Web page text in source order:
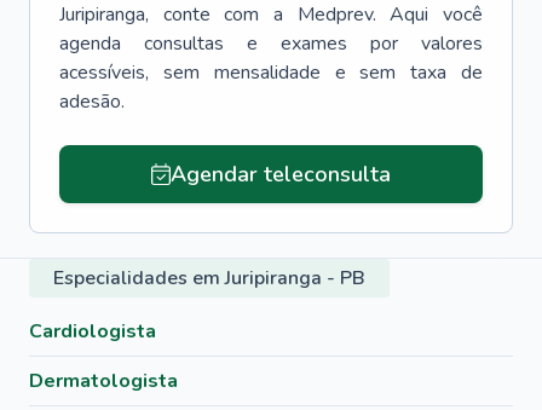
Juripiranga, conte com a Medprev. Aqui você
agenda consultas e exames por valores
acessíveis, sem mensalidade e sem taxa de
adesão.
Agendar teleconsulta
Especialidades em Juripiranga - PB
Cardiologista
Dermatologista